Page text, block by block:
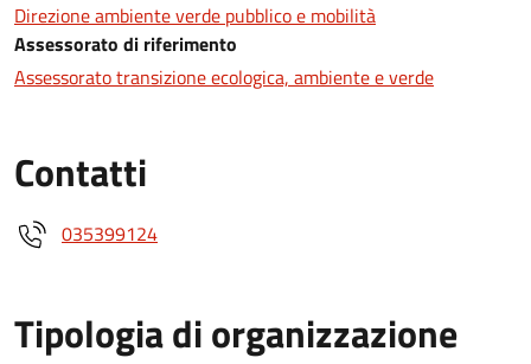
Direzione ambiente verde pubblico e mobilità
Assessorato di riferimento
Assessorato transizione ecologica, ambiente e verde
Contatti
035399124
Tipologia di organizzazione